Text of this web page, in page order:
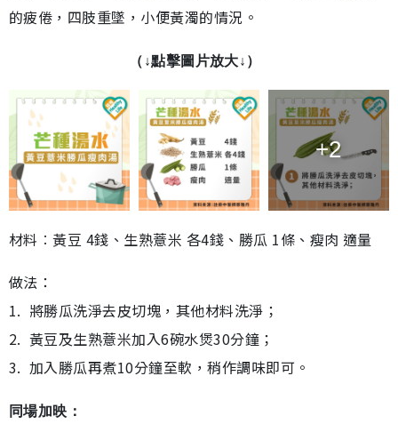
的疲倦，四肢重墜，小便黃濁的情況。
（↓點擊圖片放大↓）
+2
材料︰黃豆 4錢、生熟薏米 各4錢、勝瓜 1條、瘦肉 適量
做法：
1. 將勝瓜洗淨去皮切塊，其他材料洗淨；
2. 黃豆及生熟薏米加入6碗水煲30分鐘；
3. 加入勝瓜再煮10分鐘至軟，稍作調味即可。
同場加映：